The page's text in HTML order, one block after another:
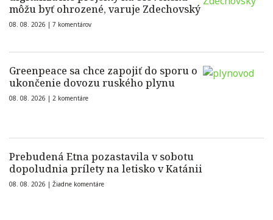
môžu byť ohrozené, varuje Zdechovský
08. 08. 2026 | 7 komentárov
Greenpeace sa chce zapojiť do sporu o
ukončenie dovozu ruského plynu
08. 08. 2026 | 2 komentáre
Prebudená Etna pozastavila v sobotu
dopoludnia prílety na letisko v Katánii
08. 08. 2026 | Žiadne komentáre